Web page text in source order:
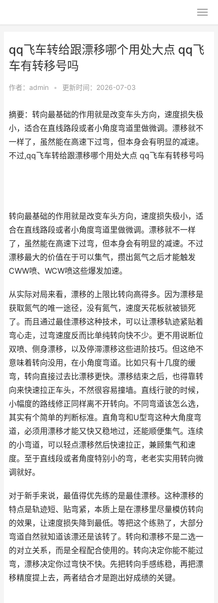
qq飞车转给跟漂移哪个用处大点 qq飞
车有转移号吗
作者： admin • 更新时间：2026-07-03
摘要：转向最基础的作用就是改变车头方向，速度损失极
小，适合在直线路段或者小角度弯道里做微调。漂移就不
一样了，虽然能在高速下过弯，但本身会有明显的减速。
不过,qq飞车转给跟漂移哪个用处大点 qq飞车有转移号吗
转向最基础的作用就是改变车头方向，速度损失极小，适
合在直线路段或者小角度弯道里做微调。漂移就不一样
了，虽然能在高速下过弯，但本身会有明显的减速。不过
漂移最大的价值在于可以集气，攒出氮气之后才能触发
CWW喷、WCW喷这些爆发加速。
从实际对局来看，漂移的上限比转向高得多。因为漂移是
获取氮气的唯一途径，没有氮气，速度天花板就被锁死
了。而且通过最佳漂移这种技术，可以让漂移轨迹紧贴着
弯心走，过弯速度反而比单纯转向快不少。更不用说断位
双喷、侧身漂移，以及停滞漂移这些进阶技巧。但这绝不
意味着转向没用，在小角度弯道。比如只有十几度的缓
弯，转向直接过去比漂移更快。漂移结束之后，也得靠转
向来快速拉正车头，不然很容易撞墙。直线行驶的时候，
小幅度的路线修正同样离不开转向。不同弯道该怎么选，
其实有个简单的判断标准。直角弯和U型弯这种大角度弯
道，必须用漂移才能又快又稳地过，还能顺便集气。连续
的小弯道，可以轻点漂移然后快速拉正，兼顾集气和速
度。至于直线段或者角度特别小的弯，老老实实用转向微
调就好。
对于新手来说，最值得优先练的是最佳漂移。这种漂移的
特点是轨迹短、贴弯紧，本质上是在漂移里尽量模仿转向
的效果，让速度损失降到最低。等把这个练熟了，大部分
弯道自然就知道该漂还是该转了。转向和漂移不是二选一
的对立关系，而是全程配合使用的。转向决定你能不能过
弯，漂移决定你过弯快不快。先把转向手感练稳，再把漂
移精度提上去，两者结合才是跑出好成绩的关键。